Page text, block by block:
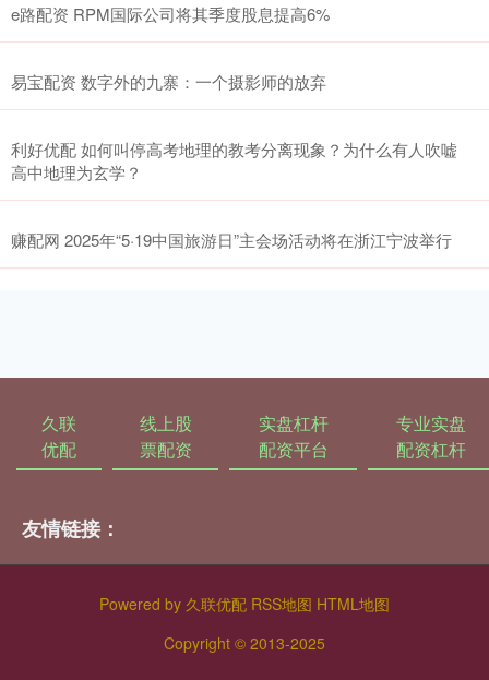
e路配资 RPM国际公司将其季度股息提高6%
易宝配资 数字外的九寨：一个摄影师的放弃
利好优配 如何叫停高考地理的教考分离现象？为什么有人吹嘘
高中地理为玄学？
赚配网 2025年“5·19中国旅游日”主会场活动将在浙江宁波举行
久联
优配
线上股
票配资
实盘杠杆
配资平台
专业实盘
配资杠杆
友情链接：
Powered by 久联优配 RSS地图 HTML地图
Copyright © 2013-2025